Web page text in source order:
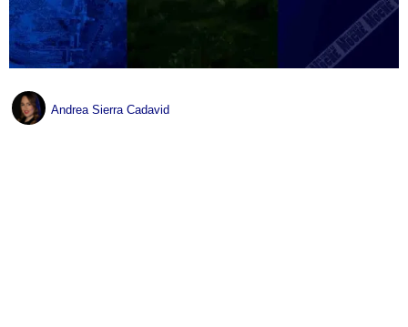
Andrea Sierra Cadavid